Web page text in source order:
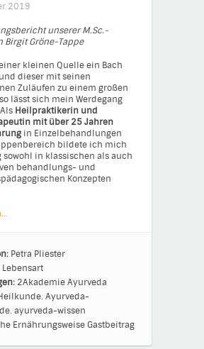
2019
unserer M.Sc.-
Birgit Gröne-Tappe
kleinen Quelle ein Bach
dieser mit seinen
Zuläufen zu einem großen
lässt sich mein Werdegang
Heilpraktikerin und
mit über 25 Jahren
in Einzelbehandlungen
bildete ich mich
sowohl in klassischen als auch
behandlungs- und
Konzepten
Petra Pliester
Lebensart
2AkademieAyurveda
Ayurveda-
ayurveda-wissen
Ernährungsweise Gastbeitrag